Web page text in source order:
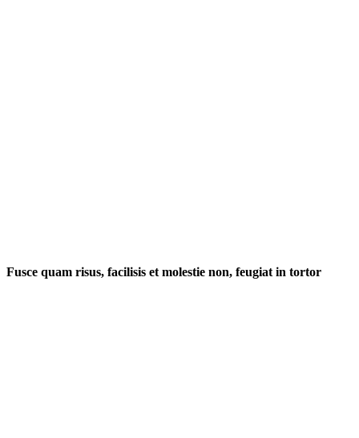
Fusce quam risus, facilisis et molestie non, feugiat in tortor